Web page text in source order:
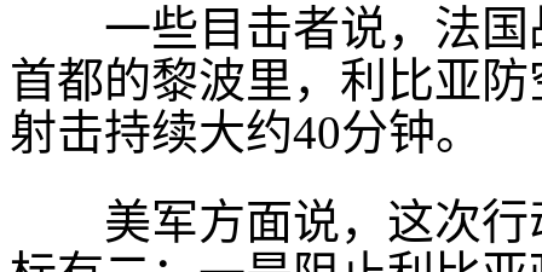
一些目击者说，法国
首都的黎波里，利比亚
射击持续大约40分钟。
美军方面说，这次行